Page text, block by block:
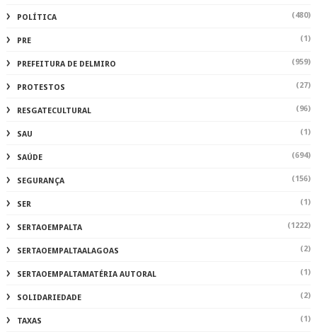
POLÍTICA (480)
PRE (1)
PREFEITURA DE DELMIRO (959)
PROTESTOS (27)
RESGATECULTURAL (96)
SAU (1)
SAÚDE (694)
SEGURANÇA (156)
SER (1)
SERTAOEMPALTA (1222)
SERTAOEMPALTAALAGOAS (2)
SERTAOEMPALTAMATÉRIA AUTORAL (1)
SOLIDARIEDADE (2)
TAXAS (1)